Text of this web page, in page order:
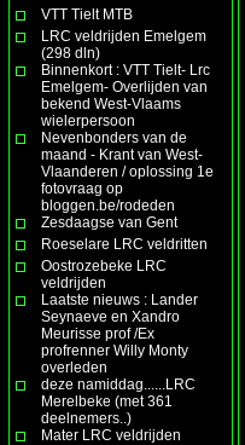
VTT Tielt MTB
LRC veldrijden Emelgem
(298 dln)
Binnenkort : VTT Tielt- Lrc
Emelgem- Overlijden van
bekend West-Vlaams
wielerpersoon
Nevenbonders van de
maand - Krant van West-
Vlaanderen / oplossing 1e
fotovraag op
bloggen.be/rodeden
Zesdaagse van Gent
Roeselare LRC veldritten
Oostrozebeke LRC
veldrijden
Laatste nieuws : Lander
Seynaeve en Xandro
Meurisse prof /Ex
profrenner Willy Monty
overleden
deze namiddag......LRC
Merelbeke (met 361
deelnemers..)
Mater LRC veldrijden